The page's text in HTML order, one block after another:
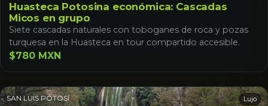
Huasteca Potosina económica: Cascadas
Micos en grupo
Siete cascadas naturales con toboganes de roca y pozas
turquesa en la Huasteca en tour compartido accesible.
$780 MXN
SAN LUIS POTOSÍ Lujo